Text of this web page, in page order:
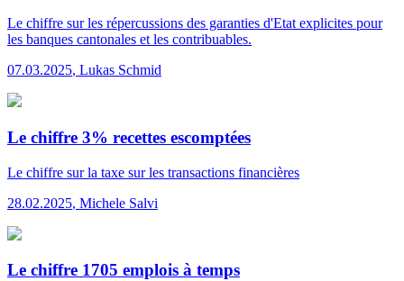
Le chiffre sur les répercussions des garanties d'Etat explicites pour
les banques cantonales et les contribuables.
07.03.2025, Lukas Schmid
Le chiffre 3% recettes escomptées
Le chiffre sur la taxe sur les transactions financières
28.02.2025, Michele Salvi
Le chiffre 1705 emplois à temps